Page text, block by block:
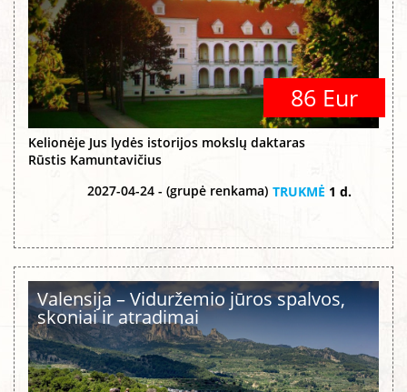
86 Eur
Kelionėje Jus lydės istorijos mokslų daktaras
Rūstis Kamuntavičius
2027-04-24 - (grupė renkama) TRUKMĖ 1 d.
Valensija – Viduržemio jūros spalvos,
skoniai ir atradimai